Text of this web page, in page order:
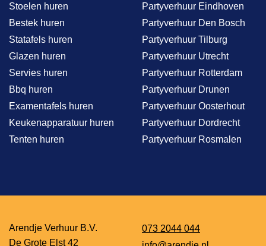
Stoelen huren
Bestek huren
Statafels huren
Glazen huren
Servies huren
Bbq huren
Examentafels huren
Keukenapparatuur huren
Tenten huren
Partyverhuur Eindhoven
Partyverhuur Den Bosch
Partyverhuur Tilburg
Partyverhuur Utrecht
Partyverhuur Rotterdam
Partyverhuur Drunen
Partyverhuur Oosterhout
Partyverhuur Dordrecht
Partyverhuur Rosmalen
Arendje Verhuur B.V.
De Grote Elst 42
073 2044 044